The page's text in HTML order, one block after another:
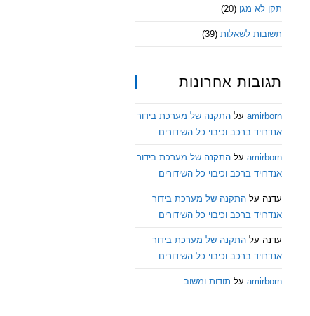
תקן לא מגן (20)
תשובות לשאלות (39)
תגובות אחרונות
amirborn על התקנה של מערכת בידור
אנדרויד ברכב וכיבוי כל השידורים
amirborn על התקנה של מערכת בידור
אנדרויד ברכב וכיבוי כל השידורים
עדנה על התקנה של מערכת בידור
אנדרויד ברכב וכיבוי כל השידורים
עדנה על התקנה של מערכת בידור
אנדרויד ברכב וכיבוי כל השידורים
amirborn על תודות ומשוב